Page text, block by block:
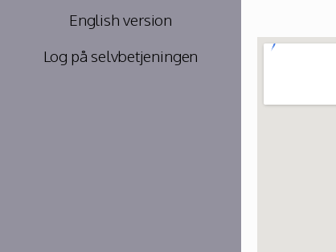
English version
Log på selvbetjeningen